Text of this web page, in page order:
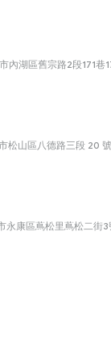
內湖區舊宗路2段171巷
松山區八德路三段 20
永康區蔦松里蔦松二街3